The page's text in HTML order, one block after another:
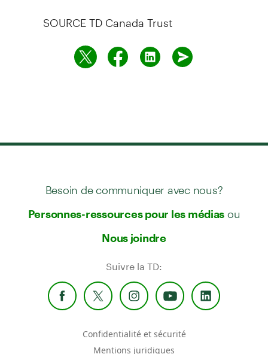
SOURCE TD Canada Trust
Besoin de communiquer avec nous?
Personnes-ressources pour les médias ou
Nous joindre
Suivre la TD:
Confidentialité et sécurité
Mentions juridiques